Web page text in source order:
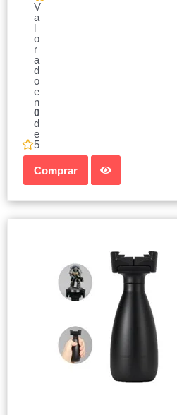
V
a
l
o
r
a
d
o
e
n
0
d
e
5
Comprar